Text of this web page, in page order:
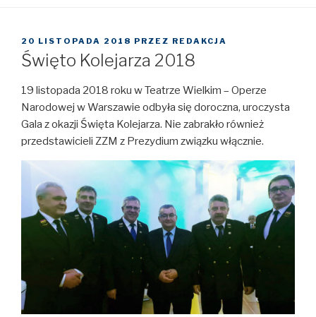
OPUBLIKOWANE
W
20 LISTOPADA 2018 PRZEZ REDAKCJA
Święto Kolejarza 2018
19 listopada 2018 roku w Teatrze Wielkim – Operze
Narodowej w Warszawie odbyła się doroczna, uroczysta
Gala z okazji Święta Kolejarza. Nie zabrakło również
przedstawicieli ZZM z Prezydium związku włącznie.